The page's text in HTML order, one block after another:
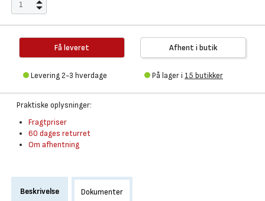
Få leveret
Levering 2-3 hverdage
Afhent i butik
På lager i 15 butikker
Praktiske oplysninger:
Fragtpriser
60 dages returret
Om afhentning
Beskrivelse Dokumenter